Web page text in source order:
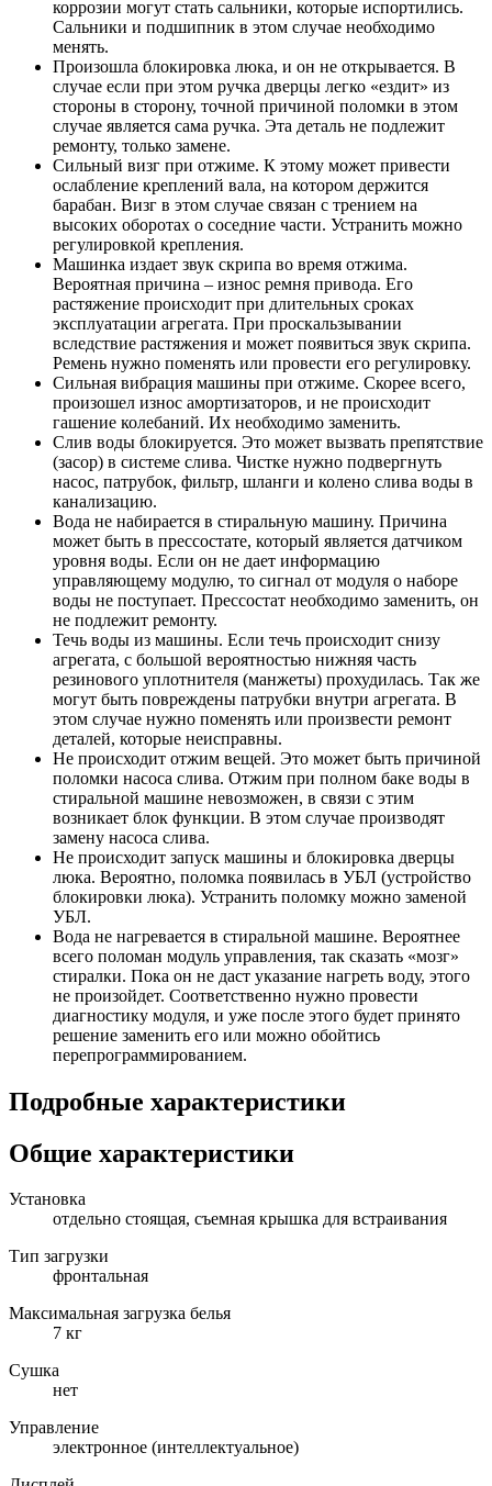
коррозии могут стать сальники, которые испортились.
Сальники и подшипник в этом случае необходимо
менять.
Произошла блокировка люка, и он не открывается. В
случае если при этом ручка дверцы легко «ездит» из
стороны в сторону, точной причиной поломки в этом
случае является сама ручка. Эта деталь не подлежит
ремонту, только замене.
Сильный визг при отжиме. К этому может привести
ослабление креплений вала, на котором держится
барабан. Визг в этом случае связан с трением на
высоких оборотах о соседние части. Устранить можно
регулировкой крепления.
Машинка издает звук скрипа во время отжима.
Вероятная причина – износ ремня привода. Его
растяжение происходит при длительных сроках
эксплуатации агрегата. При проскальзывании
вследствие растяжения и может появиться звук скрипа.
Ремень нужно поменять или провести его регулировку.
Сильная вибрация машины при отжиме. Скорее всего,
произошел износ амортизаторов, и не происходит
гашение колебаний. Их необходимо заменить.
Слив воды блокируется. Это может вызвать препятствие
(засор) в системе слива. Чистке нужно подвергнуть
насос, патрубок, фильтр, шланги и колено слива воды в
канализацию.
Вода не набирается в стиральную машину. Причина
может быть в прессостате, который является датчиком
уровня воды. Если он не дает информацию
управляющему модулю, то сигнал от модуля о наборе
воды не поступает. Прессостат необходимо заменить, он
не подлежит ремонту.
Течь воды из машины. Если течь происходит снизу
агрегата, с большой вероятностью нижняя часть
резинового уплотнителя (манжеты) прохудилась. Так же
могут быть повреждены патрубки внутри агрегата. В
этом случае нужно поменять или произвести ремонт
деталей, которые неисправны.
Не происходит отжим вещей. Это может быть причиной
поломки насоса слива. Отжим при полном баке воды в
стиральной машине невозможен, в связи с этим
возникает блок функции. В этом случае производят
замену насоса слива.
Не происходит запуск машины и блокировка дверцы
люка. Вероятно, поломка появилась в УБЛ (устройство
блокировки люка). Устранить поломку можно заменой
УБЛ.
Вода не нагревается в стиральной машине. Вероятнее
всего поломан модуль управления, так сказать «мозг»
стиралки. Пока он не даст указание нагреть воду, этого
не произойдет. Соответственно нужно провести
диагностику модуля, и уже после этого будет принято
решение заменить его или можно обойтись
перепрограммированием.
Подробные характеристики
Общие характеристики
Установка
отдельно стоящая, съемная крышка для встраивания
Тип загрузки
фронтальная
Максимальная загрузка белья
7 кг
Сушка
нет
Управление
электронное (интеллектуальное)